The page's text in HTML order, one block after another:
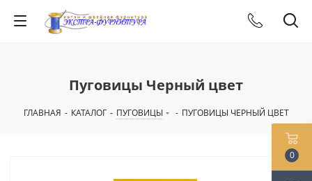
Пуговицы Черный цвет
ГЛАВНАЯ - КАТАЛОГ - ПУГОВИЦЫ - ПУГОВИЦЫ ЧЕРНЫЙ ЦВЕТ
0